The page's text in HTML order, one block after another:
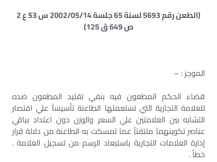
(الطعن رقم 5693 لسنة 65 جلسة 2002/05/14 س 53 ع 2
ص 649 ق 125)
الموجز : –
قضاء الحكم المطعون فيه بنفي تقليد المطعون ضده
للعلامة التجارية التي تستعملها الطاعنة تأسيساً علي اقتصار
التشابه بين العلامتين علي السعر والوزن دون اعتداد بباقي
عناصر تكوينهما ملتفتاً عما تمسكت به الطاعنة من دلالة قرار
إدارة العلامات التجارية باستبعاد الرسم من تسجيل العلامة .
خطأ .